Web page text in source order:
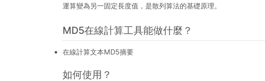
運算變為另一固定長度值，是散列算法的基礎原理。
MD5在線計算工具能做什麼？
在線計算文本MD5摘要
如何使用？